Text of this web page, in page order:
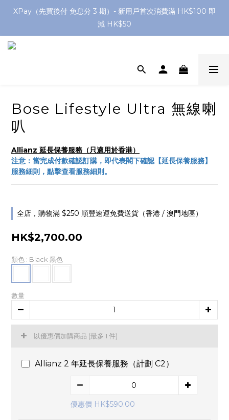
網店購滿 $250 香港/澳門地區 免費送貨
XPay（先買後付 免息分 3 期）- 新用戶首次消費滿 HK$100 即
減 HK$50
Bose Lifestyle Ultra 無線喇
叭
Allianz 延長保養服務（只適用於香港）
注意：當完成付款確認訂購，即代表閣下確認【延長保養服務】
服務細則，點擊查看服務細則。
全店，購物滿 $250 順豐速運免費送貨（香港 / 澳門地區）
HK$2,700.00
顏色 : Black 黑色
數量
以優惠價加購商品 (最多 1 件)
Allianz 2 年延長保養服務（計劃 C2）
優惠價 HK$590.00